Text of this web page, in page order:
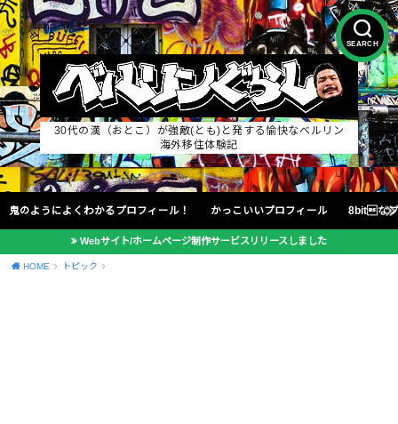
SEARCH
30代の漢（おとこ）が強敵(とも)と発する愉快なベルリン
海外移住体験記
鬼のようによくわかるプロフィール！ かっこいいプロフィール 8bitな
Webサイト/ホームページ制作サービスリリースしました
HOME トピック